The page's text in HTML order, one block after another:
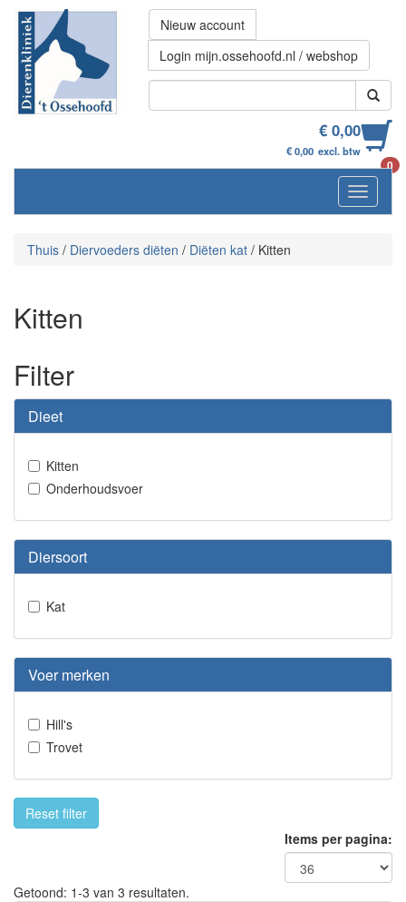
Nieuw account
Login mijn.ossehoofd.nl / webshop
€ 0,00
€ 0,00 excl. btw
0
Thuis / Diervoeders diëten / Diëten kat / Kitten
Kitten
Filter
Dieet
Kitten
Onderhoudsvoer
Diersoort
Kat
Voer merken
Hill's
Trovet
Reset filter
Items per pagina:
Getoond: 1-3 van 3 resultaten.